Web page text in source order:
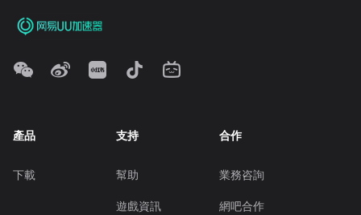
產品
下載
支持
幫助
遊戲資訊
合作
業務咨詢
網吧合作